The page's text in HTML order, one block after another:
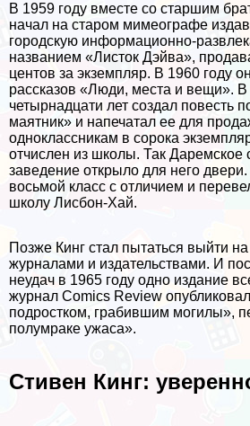
В 1959 году вместе со старшим
начал на старом мимеографе
городскую информационно-
названием «Листок Дэйва»,
центов за экземпляр. В 1960 году
рассказов «Люди, места и вещи». В
четырнадцати лет создал повесть
маятник» и напечатал ее для
одноклассникам в сорока
отчислен из школы. Так Даремское
заведение открыло для него
восьмой класс с отличием и
школу Лисбон-Хай.
Позже Кинг стал пытаться выйти
журналами и издательствами. И
неудач в 1965 году одно издание
журнал Comics Review
подростком, грабившим могилы»,
полумpaке ужаса».
Стивен Кинг: